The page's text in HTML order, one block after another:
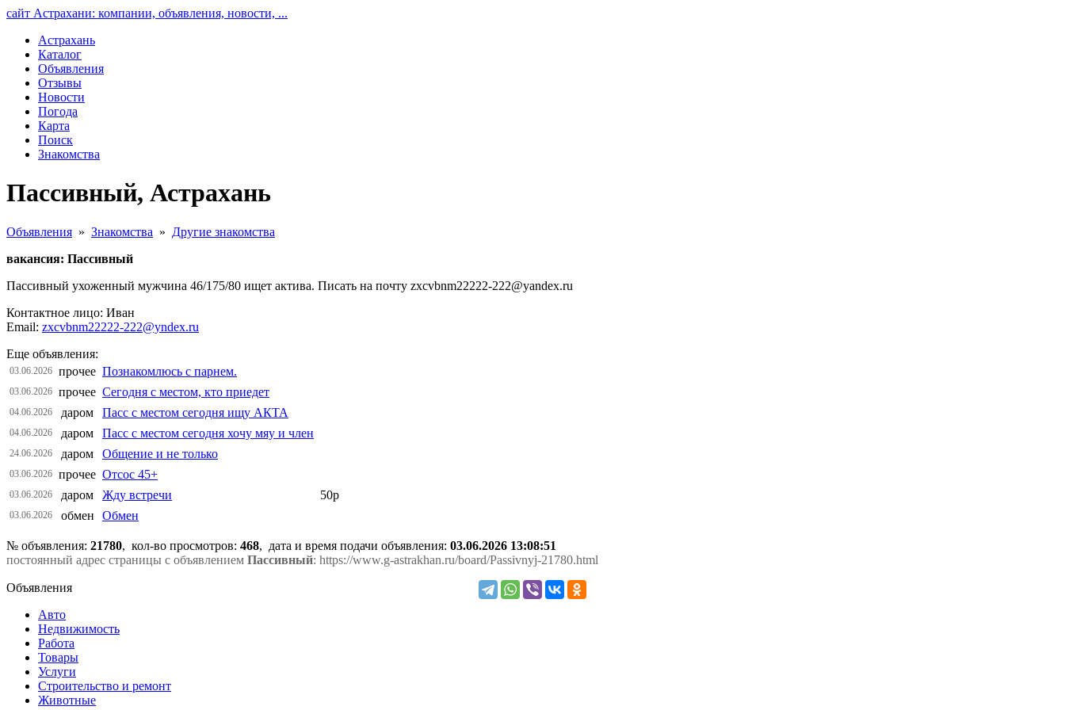
сайт Астрахани: компании, объявления, новости, ...
Астрахань
Каталог
Объявления
Отзывы
Новости
Погода
Карта
Поиск
Знакомства
Пассивный, Астрахань
Объявления » Знакомства » Другие знакомства
вакансия: Пассивный
Пассивный ухоженный мужчина 46/175/80 ищет актива. Писать на почту zxcvbnm22222-222@yandex.ru
Контактное лицо: Иван
Email: zxcvbnm22222-222@yndex.ru
Еще объявления:
03.06.2026 прочее Познакомлюсь с парнем.
03.06.2026 прочее Сегодня с местом, кто приедет
04.06.2026 даром Пасс с местом сегодня ищу АКТА
04.06.2026 даром Пасс с местом сегодня хочу мяу и член
24.06.2026 даром Общение и не только
03.06.2026 прочее Отсос 45+
03.06.2026 даром Жду встречи 50р
03.06.2026 обмен Обмен
№ объявления: 21780, кол-во просмотров: 468, дата и время подачи объявления: 03.06.2026 13:08:51
постоянный адрес страницы с объявлением Пассивный: https://www.g-astrakhan.ru/board/Passivnyj-21780.html
Объявления
Авто
Недвижимость
Работа
Товары
Услуги
Строительство и ремонт
Животные